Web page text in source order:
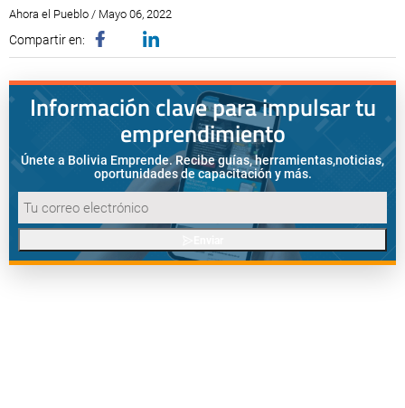
Ahora el Pueblo / Mayo 06, 2022
Compartir en:
Información clave para impulsar tu
emprendimiento
Únete a Bolivia Emprende. Recibe guías, herramientas,noticias,
oportunidades de capacitación y más.